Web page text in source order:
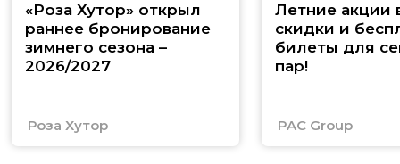
«Роза Хутор» открыл
раннее бронирование
зимнего сезона –
2026/2027
Роза Хутор
Летние акции
скидки и
билеты для
пар!
PAC Group